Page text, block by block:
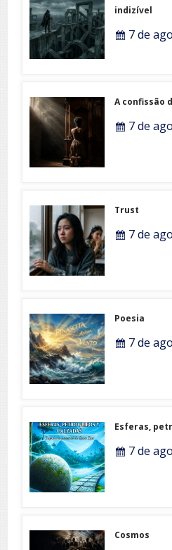
indizível
7 de
A confissão
7 de
Trust
7 de
Poesia
7 de
Esferas,
7 de
Cosmos